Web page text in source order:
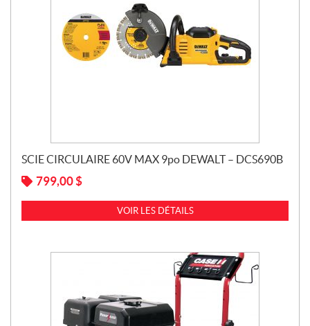
SCIE CIRCULAIRE 60V MAX 9po DEWALT – DCS690B
799,00$
VOIR LES DÉTAILS